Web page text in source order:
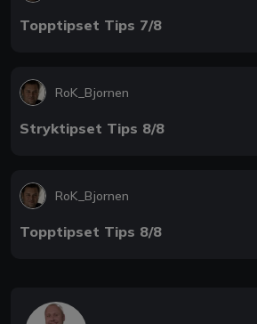
Topptipset Tips 7/8
RoK_Bjornen
Stryktipset Tips 8/8
RoK_Bjornen
Topptipset Tips 8/8